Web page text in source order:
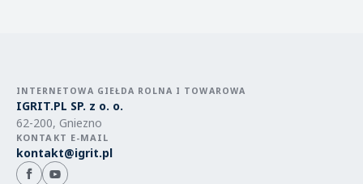
INTERNETOWA GIEŁDA ROLNA I TOWAROWA
IGRIT.PL SP. z o. o.
62-200, Gniezno
KONTAKT E-MAIL
kontakt@igrit.pl